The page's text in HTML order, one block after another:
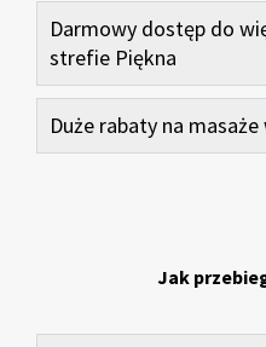
Darmowy dostęp do
strefie Piękna
Duże rabaty na
Jak